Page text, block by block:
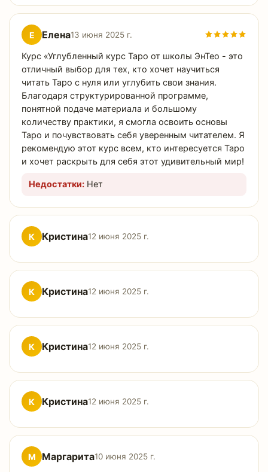
Е Елена13 июня 2025 г.
Курс «Углубленный курс Таро от школы ЭнТео - это
отличный выбор для тех, кто хочет научиться
читать Таро с нуля или углубить свои знания.
Благодаря структурированной программе,
понятной подаче материала и большому
количеству практики, я смогла освоить основы
Таро и почувствовать себя уверенным читателем. Я
рекомендую этот курс всем, кто интересуется Таро
и хочет раскрыть для себя этот удивительный мир!
Недостатки: Нет
К Кристина12 июня 2025 г.
К Кристина12 июня 2025 г.
К Кристина12 июня 2025 г.
К Кристина12 июня 2025 г.
М Маргарита10 июня 2025 г.